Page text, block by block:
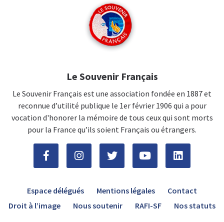
Le Souvenir Français
Le Souvenir Français est une association fondée en 1887 et
reconnue d’utilité publique le 1er février 1906 qui a pour
vocation d'honorer la mémoire de tous ceux qui sont morts
pour la France qu’ils soient Français ou étrangers.
Espace délégués Mentions légales
Contact
Droit à l’image
Nous soutenir RAFI-SF Nos statuts